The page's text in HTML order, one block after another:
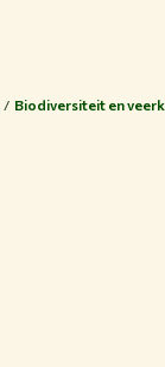
Biodiversiteit en